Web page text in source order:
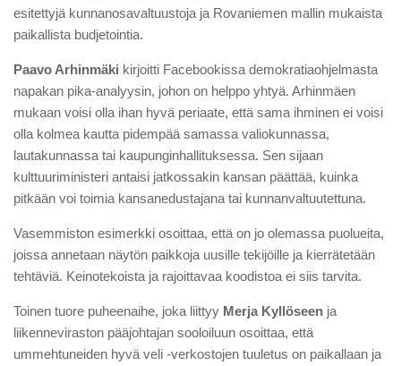
esitettyjä kunnanosavaltuustoja ja Rovaniemen mallin mukaista
paikallista budjetointia.
Paavo Arhinmäki kirjoitti Facebookissa demokratiaohjelmasta
napakan pika-analyysin, johon on helppo yhtyä. Arhinmäen
mukaan voisi olla ihan hyvä periaate, että sama ihminen ei voisi
olla kolmea kautta pidempää samassa valiokunnassa,
lautakunnassa tai kaupunginhallituksessa. Sen sijaan
kulttuuriministeri antaisi jatkossakin kansan päättää, kuinka
pitkään voi toimia kansanedustajana tai kunnanvaltuutettuna.
Vasemmiston esimerkki osoittaa, että on jo olemassa puolueita,
joissa annetaan näytön paikkoja uusille tekijöille ja kierrätetään
tehtäviä. Keinotekoista ja rajoittavaa koodistoa ei siis tarvita.
Toinen tuore puheenaihe, joka liittyy Merja Kyllöseen ja
liikenneviraston pääjohtajan sooloiluun osoittaa, että
ummehtuneiden hyvä veli -verkostojen tuuletus on paikallaan ja